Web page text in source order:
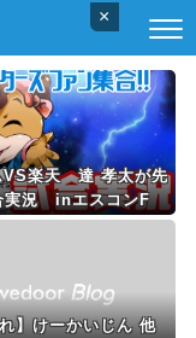
×
VS楽天 達 孝太が先
実況 inエスコンF
18:00〜
】けーかいじん 他